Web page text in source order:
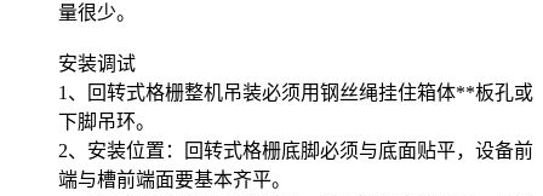
量很少。
安装调试
1、回转式格栅整机吊装必须用钢丝绳挂住箱体**板孔或
下脚吊环。
2、安装位置：回转式格栅底脚必须与底面贴平，设备前
端与槽前端面要基本齐平。